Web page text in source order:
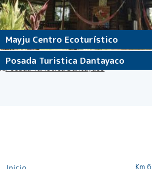
Mayju Centro Ecoturístico
Posada Turistica Dantayaco
Km